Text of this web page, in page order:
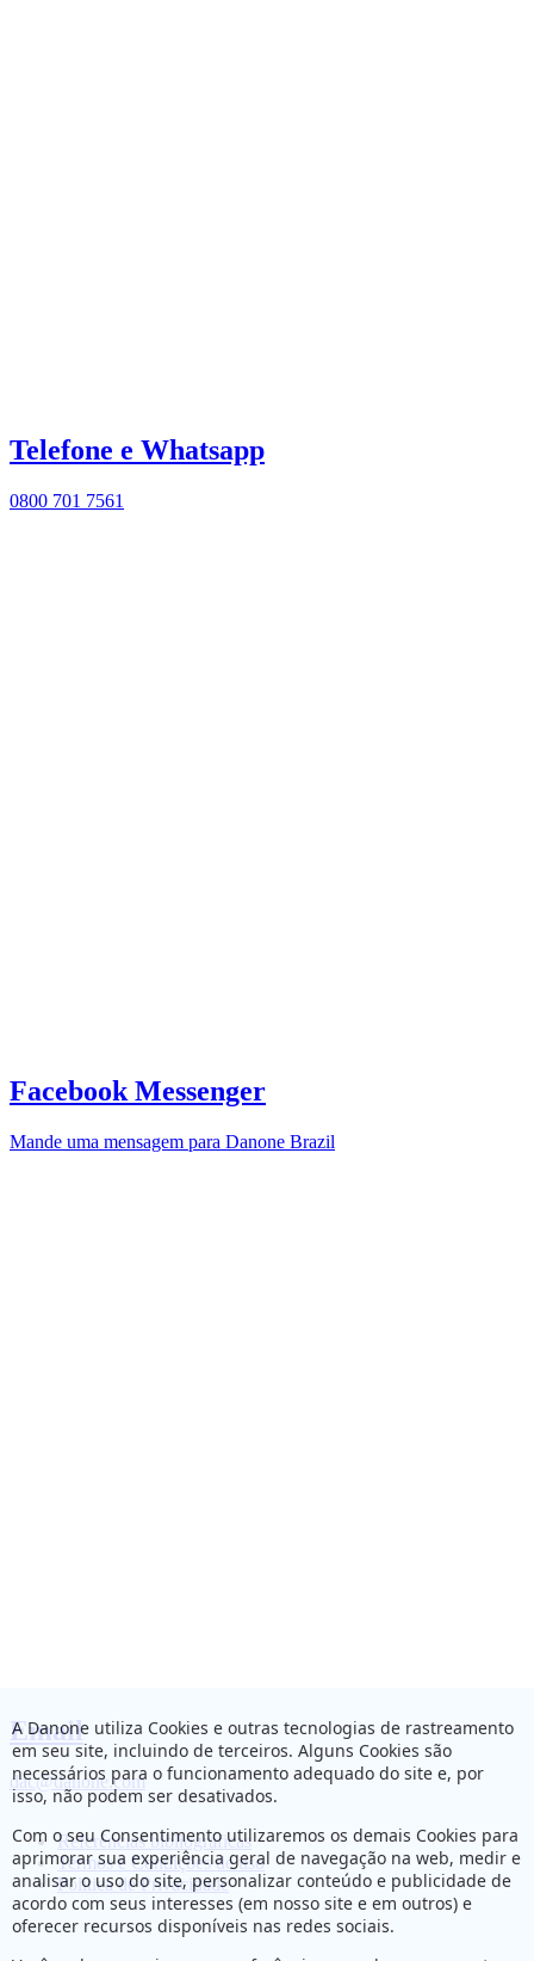
Telefone e Whatsapp
0800 701 7561
Facebook Messenger
Mande uma mensagem para Danone Brazil
Email
dac@danone.com
Referências bibliográficas
Termos e Condições de uso
Política de Privacidade
A Danone utiliza Cookies e outras tecnologias de rastreamento
em seu site, incluindo de terceiros. Alguns Cookies são
necessários para o funcionamento adequado do site e, por
isso, não podem ser desativados.
Com o seu Consentimento utilizaremos os demais Cookies para
aprimorar sua experiência geral de navegação na web, medir e
analisar o uso do site, personalizar conteúdo e publicidade de
acordo com seus interesses (em nosso site e em outros) e
oferecer recursos disponíveis nas redes sociais.